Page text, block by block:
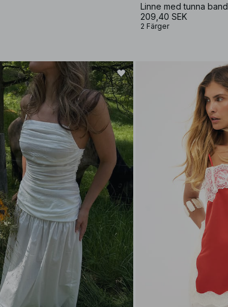
Linne med tunna band
209,40 SEK
2 Färger